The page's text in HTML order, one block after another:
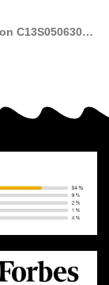
C13S050630 /